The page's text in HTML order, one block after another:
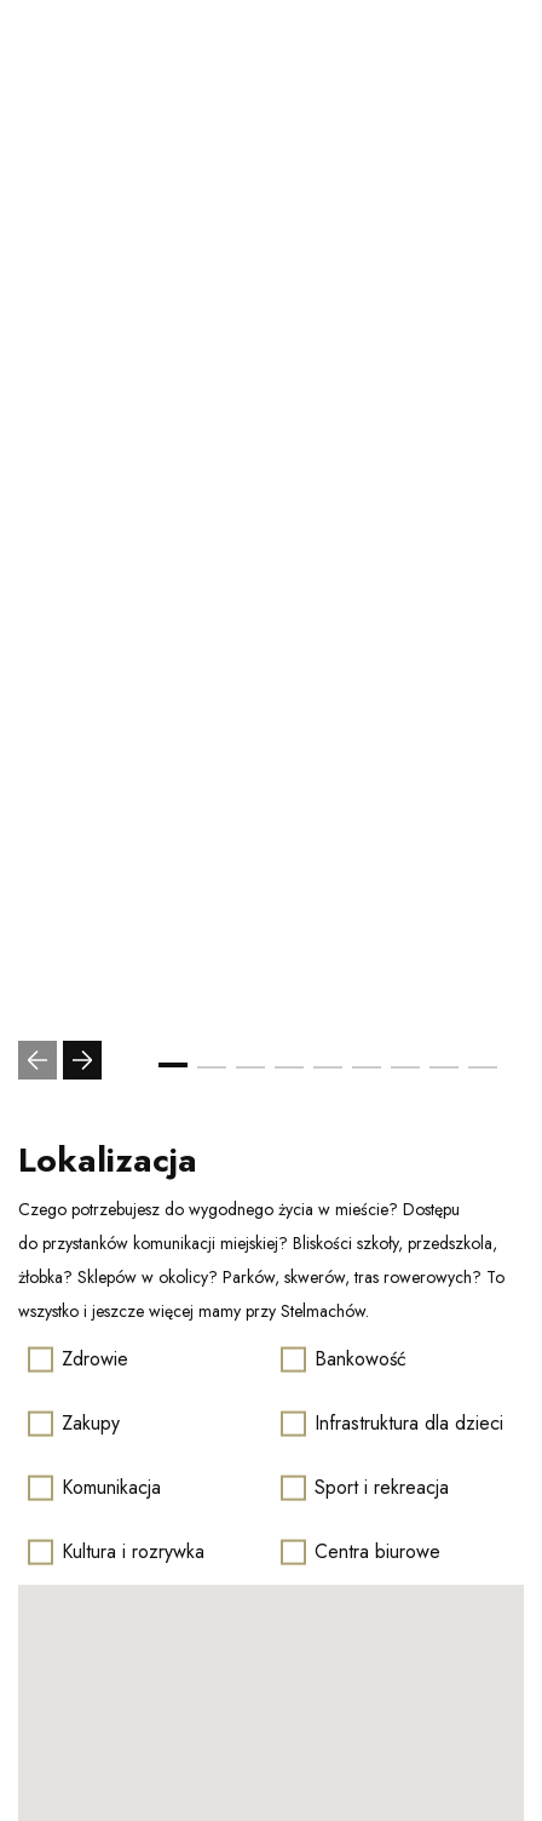
Lokalizacja
Czego potrzebujesz do wygodnego życia w mieście? Dostępu
do przystanków komunikacji miejskiej? Bliskości szkoły, przedszkola,
żłobka? Sklepów w okolicy? Parków, skwerów, tras rowerowych? To
wszystko i jeszcze więcej mamy przy Stelmachów.
Zdrowie Bankowość
Zakupy Infrastruktura dla dzieci
Komunikacja Sport i rekreacja
Kultura i rozrywka Centra biurowe